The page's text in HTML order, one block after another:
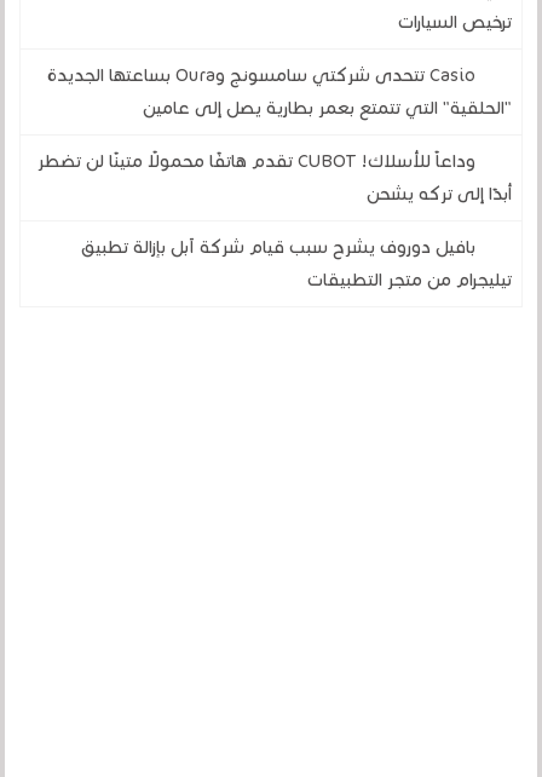
ترخيص السيارات
Casio تتحدى شركتي سامسونج وOura بساعتها الجديدة
"الحلقية" التي تتمتع بعمر بطارية يصل إلى عامين
وداعاً للأسلاك! CUBOT تقدم هاتفًا محمولًا متينًا لن تضطر
أبدًا إلى تركه يشحن
بافيل دوروف يشرح سبب قيام شركة آبل بإزالة تطبيق
تيليجرام من متجر التطبيقات